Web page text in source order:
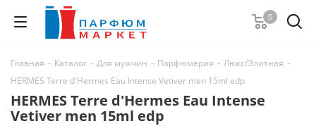
0
Главная - Каталог - Для мужчин - Парфюмерия - Люкс/Элитная -
HERMES Terre d'Hermes Eau Intense Vetiver men 15ml edp
HERMES Terre d'Hermes Eau Intense
Vetiver men 15ml edp